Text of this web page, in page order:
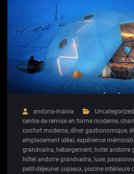
andorra-mania Uncategorized
centre de remise en forme moderne,
confort moderne, dîner gastronomique,
emplacement idéal, expérience
grandvalira, hébergement, hotel andorre
hôtel andorre grandvalira, luxe,
petit-déjeuner copieux, piscine intérieure